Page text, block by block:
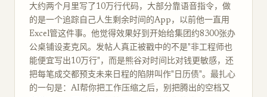
大约两个月里写了10万行代码，大部分靠语音指令，做
的是一个追踪自己人生剩余时间的App，以前他一直用
Excel管这件事。他觉得效果好到开始给集团约8300张办
公桌铺设麦克风。发帖人真正被戳中的不是"非工程师也
能便宜写出10万行"，而是熊谷对时间比对钱更敏感，还
把每笔成交都预支未来日程的陷阱叫作"日历债"。最扎心
的一句是：AI帮你把工作压缩之后，别把腾出的空档又